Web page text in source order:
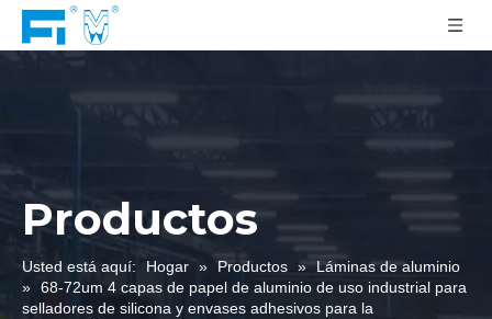
Productos
Usted está aquí: Hogar » Productos » Láminas de aluminio
» 68-72um 4 capas de papel de aluminio de uso industrial para
selladores de silicona y envases adhesivos para la